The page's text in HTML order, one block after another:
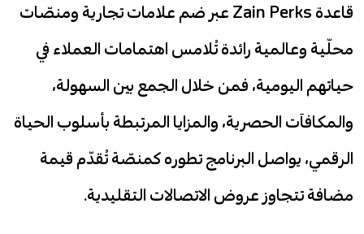
قاعدة Zain Perks عبر ضم علامات تجارية ومنصّات
محلّية وعالمية رائدة تُلامس اهتمامات العملاء في
حياتهم اليومية، فمن خلال الجمع بين السهولة،
والمكافآت الحصرية، والمزايا المرتبطة بأسلوب الحياة
الرقمي، يواصل البرنامج تطوره كمنصّة تُقدّم قيمة
مضافة تتجاوز عروض الاتصالات التقليدية.